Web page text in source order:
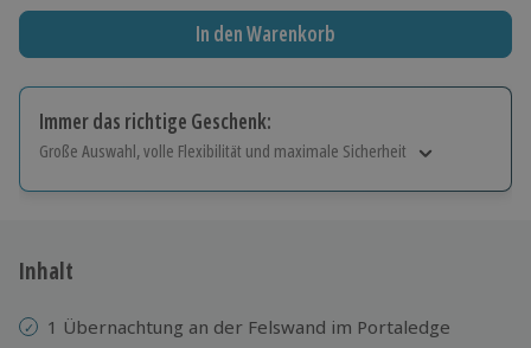
In den Warenkorb
Immer das richtige Geschenk:
Große Auswahl, volle Flexibilität und maximale Sicherheit
Jeder Gutschein für alle Erlebnisse einlösbar.
10 Jahre gültig & verlängerbar.
Inhalt
1 Übernachtung an der Felswand im Portaledge